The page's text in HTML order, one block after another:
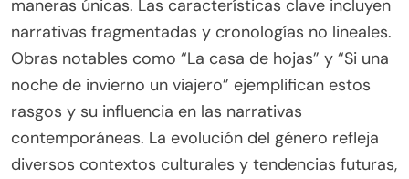
maneras únicas. Las características clave incluyen
narrativas fragmentadas y cronologías no lineales.
Obras notables como “La casa de hojas” y “Si una
noche de invierno un viajero” ejemplifican estos
rasgos y su influencia en las narrativas
contemporáneas. La evolución del género refleja
diversos contextos culturales y tendencias futuras,